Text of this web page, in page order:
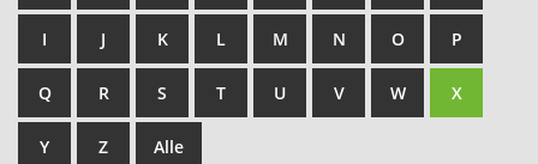
I J K L M N O P
Q R S T U V W X
Y Z Alle